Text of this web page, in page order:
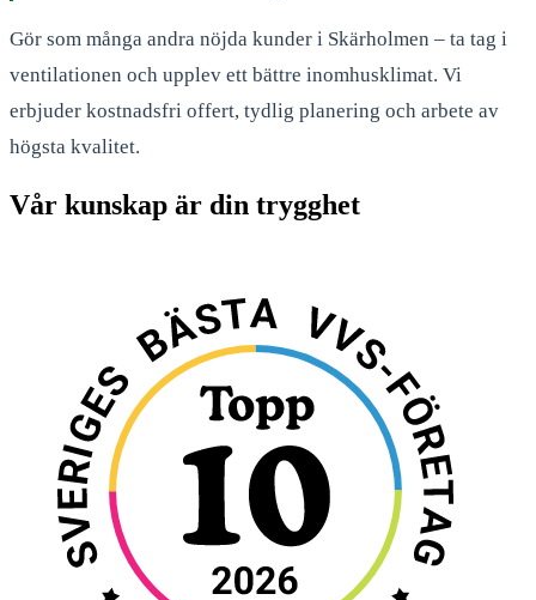
Gör som många andra nöjda kunder i Skärholmen – ta tag i
ventilationen och upplev ett bättre inomhusklimat. Vi
erbjuder kostnadsfri offert, tydlig planering och arbete av
högsta kvalitet.
Vår kunskap är din trygghet